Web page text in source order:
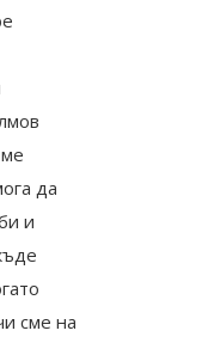
да
и
сме на